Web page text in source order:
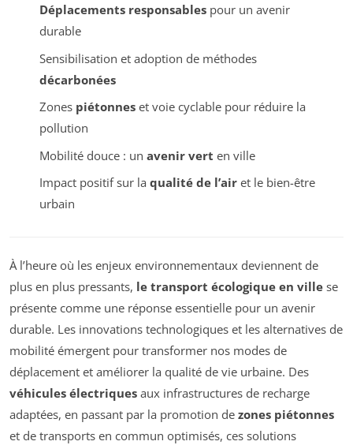
Déplacements responsablespour un avenir
durable
Sensibilisation et adoption de méthodes
décarbonées
Zones piétonneset voie cyclable pour réduire la
pollution
Mobilité douce : un avenir vert en ville
Impact positif sur la qualité de l’airet le bien-être
urbain
À l’heure où les enjeux environnementaux deviennent de
plus en plus pressants, le transport écologique en ville se
présente comme une réponse essentielle pour un avenir
durable. Les innovations technologiques et les alternatives de
mobilité émergent pour transformer nos modes de
déplacement et améliorer la qualité de vie urbaine. Des
véhicules électriques aux infrastructures de recharge
adaptées, en passant par la promotion de zones piétonnes
et de transports en commun optimisés, ces solutions